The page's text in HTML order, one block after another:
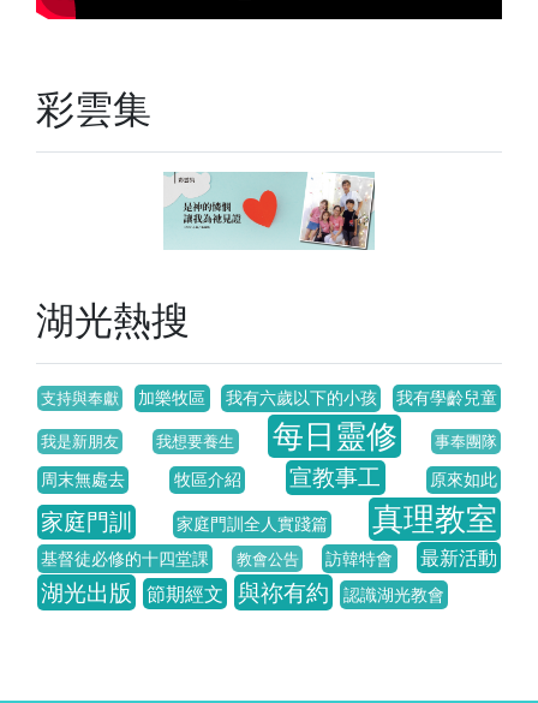
彩雲集
湖光熱搜
支持與奉獻 加樂牧區 我有六歲以下的小孩 我有學齡兒童
我是新朋友 我想要養生 每日靈修 事奉團隊
周末無處去 牧區介紹 宣教事工 原來如此
家庭門訓 家庭門訓全人實踐篇 真理教室
基督徒必修的十四堂課 教會公告 訪韓特會 最新活動
湖光出版 節期經文 與祢有約 認識湖光教會